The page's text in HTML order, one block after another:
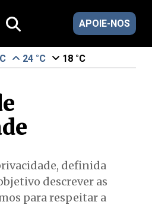
APOIE-NOS
24 °C 18 °C
definida
descrever as
para respeitar a